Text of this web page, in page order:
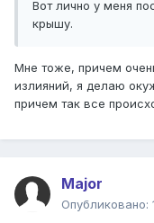
Вот лично у меня
крышу.
Мне тоже, причем
излияний, я делаю
причем так все
Major
Опубликовано: